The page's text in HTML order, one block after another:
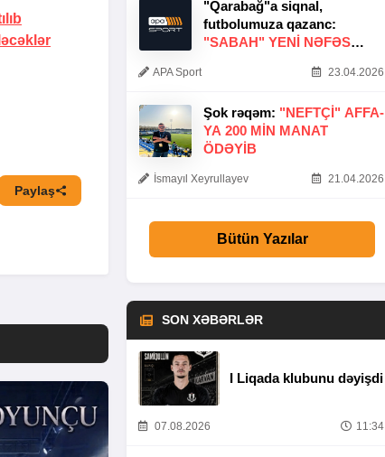
Paylaş
"Qarabağ"a siqnal,
futbolumuza qazanc:
"SABAH" YENI NƏFƏS
APA Sport 23.04.2026
Şok rəqəm: "NEFTÇI" AFFA-
YA 200 MIN MANAT
ÖDƏYIB
İsmayıl Xeyrullayev 21.04.2026
Bütün Yazılar
SON XƏBƏRLƏR
I Liqada klubunu dəyişdi
07.08.2026 11:34